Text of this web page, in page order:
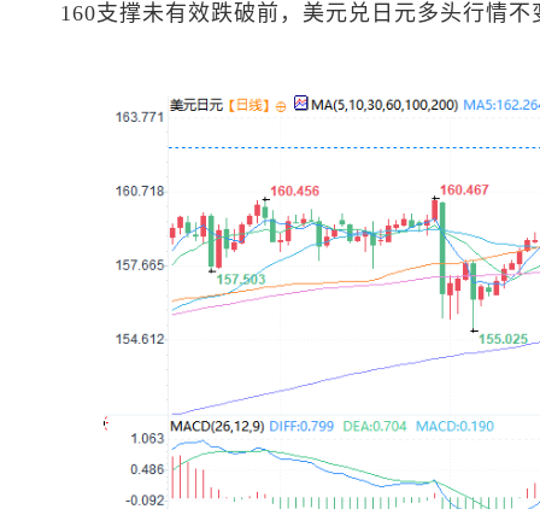
160支撑未有效跌破前， 美元兑日元多头行情不